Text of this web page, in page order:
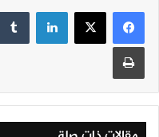
لينكدإن